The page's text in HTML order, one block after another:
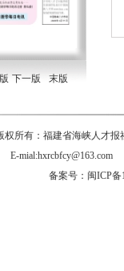
下一版 末版
权所有：福建省海峡人才
E-
备案号：闽ICP备